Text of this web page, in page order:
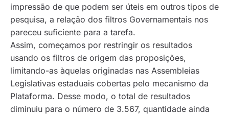
impressão de que podem ser úteis em outros tipos de
pesquisa, a relação dos filtros Governamentais nos
pareceu suficiente para a tarefa.
Assim, começamos por restringir os resultados
usando os filtros de origem das proposições,
limitando-as àquelas originadas nas Assembleias
Legislativas estaduais cobertas pelo mecanismo da
Plataforma. Desse modo, o total de resultados
diminuiu para o número de 3.567, quantidade ainda